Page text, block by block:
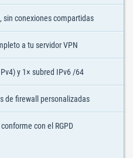
sin conexiones compartidas
a tu servidor VPN
y 1× subred IPv6 /64
de firewall personalizadas
con el RGPD